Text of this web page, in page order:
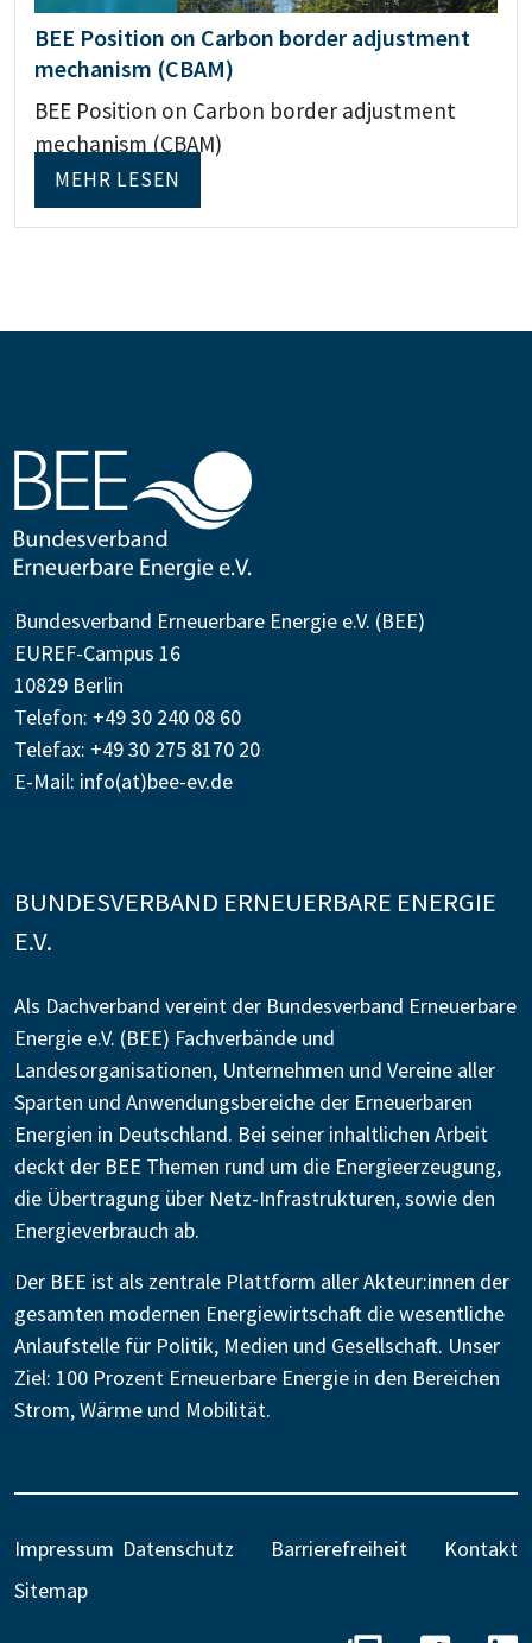
BEE Position on Carbon border adjustment
mechanism (CBAM)
BEE Position on Carbon border adjustment
mechanism (CBAM)
MEHR LESEN
Bundesverband Erneuerbare Energie e.V. (BEE)
EUREF-Campus 16
10829 Berlin
Telefon: +49 30 240 08 60
Telefax: +49 30 275 8170 20
E-Mail: info(at)bee-ev.de
BUNDESVERBAND ERNEUERBARE ENERGIE
E.V.
Als Dachverband vereint der Bundesverband Erneuerbare
Energie e.V. (BEE) Fachverbände und
Landesorganisationen, Unternehmen und Vereine aller
Sparten und Anwendungsbereiche der Erneuerbaren
Energien in Deutschland. Bei seiner inhaltlichen Arbeit
deckt der BEE Themen rund um die Energieerzeugung,
die Übertragung über Netz-Infrastrukturen, sowie den
Energieverbrauch ab.
Der BEE ist als zentrale Plattform aller Akteur:innen der
gesamten modernen Energiewirtschaft die wesentliche
Anlaufstelle für Politik, Medien und Gesellschaft. Unser
Ziel: 100 Prozent Erneuerbare Energie in den Bereichen
Strom, Wärme und Mobilität.
Impressum Datenschutz Barrierefreiheit
Kontakt
Sitemap